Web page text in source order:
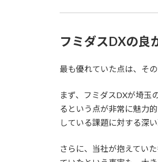
フミダスDXの良
最も優れていた点は、そ
まず、フミダスDXが埼玉
るという点が非常に魅力
している課題に対する深
さらに、当社が抱えてい